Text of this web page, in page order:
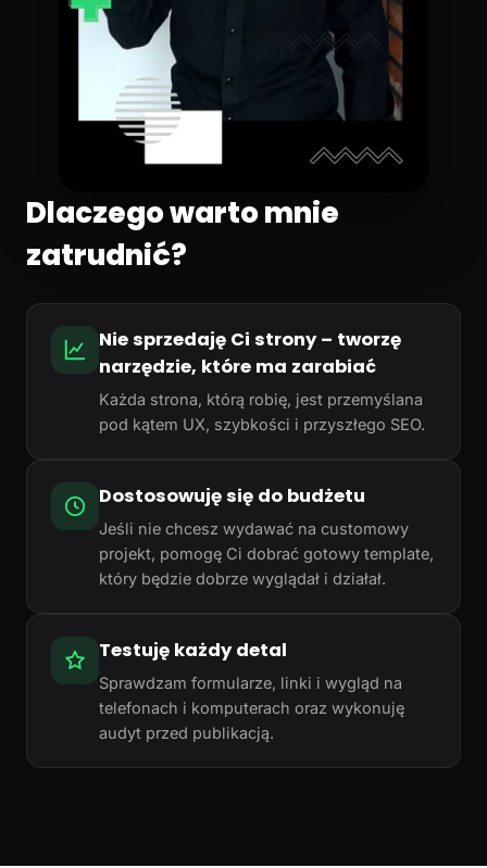
Dlaczego warto mnie
zatrudnić?
Nie sprzedaję Ci strony – tworzę
narzędzie, które ma zarabiać
Każda strona, którą robię, jest przemyślana
pod kątem UX, szybkości i przyszłego SEO.
Dostosowuję się do budżetu
Jeśli nie chcesz wydawać na customowy
projekt, pomogę Ci dobrać gotowy template,
który będzie dobrze wyglądał i działał.
Testuję każdy detal
Sprawdzam formularze, linki i wygląd na
telefonach i komputerach oraz wykonuję
audyt przed publikacją.